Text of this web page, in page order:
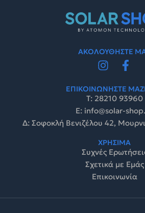
ΑΚΟΛΟΥΘΗΣΤΕ
ΕΠΙΚΟΙΝΩΝΗΣΤΕ
Τ: 28210 93960
E: info@solar-
Δ: Σοφοκλή Βενιζέλου 42,
ΧΡΗΣΙΜΑ
Συχνές
Σχετικά με Εμάς
Επικοινωνία